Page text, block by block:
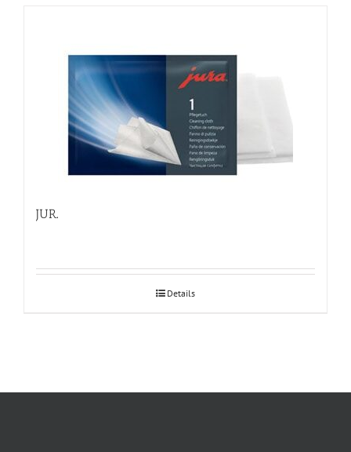
JURA puhastuslapp
Details